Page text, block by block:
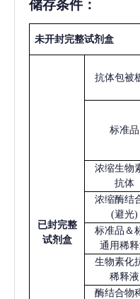
储存条件：
未开封完整试剂盒
已封完整
试剂盒
抗体包被
标准品
浓缩生物
抗体
浓缩酶结
(避光)
标准品＆
通用稀
生物素化
稀释液
酶结合物